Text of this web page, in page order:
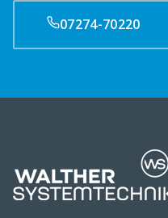
07274-70220